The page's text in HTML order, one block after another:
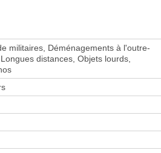
militaires, Déménagements à l'outre-
distances, Objets lourds,